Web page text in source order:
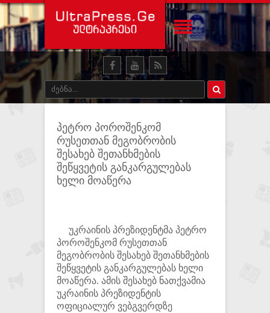
პეტრო პოროშენკომ
რუსეთთან მეგობრობის
შესახებ შეთანხმების
შეწყვეტის განკარგულებას
ხელი მოაწერა
უკრაინის პრეზიდენტმა პეტრო
პოროშენკომ რუსეთთან
მეგობრობის შესახებ შეთანხმების
შეწყვეტის განკარგულებას ხელი
მოაწერა. ამის შესახებ ნათქვამია
უკრაინის პრეზიდენტის
ოფიციალურ ვებგვერდზე